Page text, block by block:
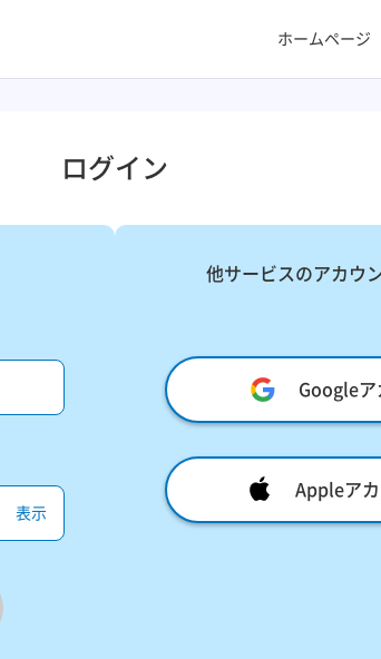
ホームページ
ログイン
表示
他サービスのアカウ
Googleア
Appleア